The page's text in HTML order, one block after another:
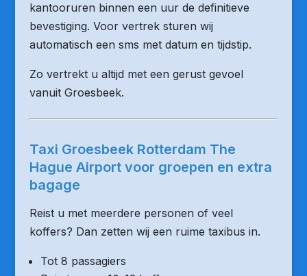
kantooruren binnen een uur de definitieve
bevestiging. Voor vertrek sturen wij
automatisch een sms met datum en tijdstip.
Zo vertrekt u altijd met een gerust gevoel
vanuit Groesbeek.
Taxi Groesbeek Rotterdam The
Hague Airport voor groepen en extra
bagage
Reist u met meerdere personen of veel
koffers? Dan zetten wij een ruime taxibus in.
Tot 8 passagiers